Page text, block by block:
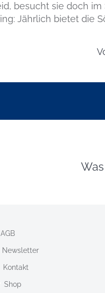
besucht sie doch im
Jährlich bietet die
Was gibt es
AGB
Newsletter
Kontakt
Shop